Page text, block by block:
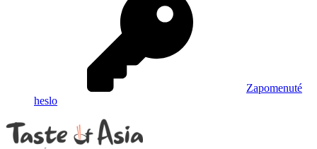
Zapomenuté
heslo